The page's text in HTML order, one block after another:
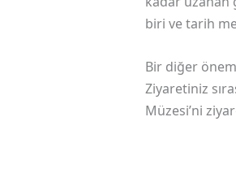
biri ve tarih
Bir diğer
Ziyaretiniz
Müzesi’ni